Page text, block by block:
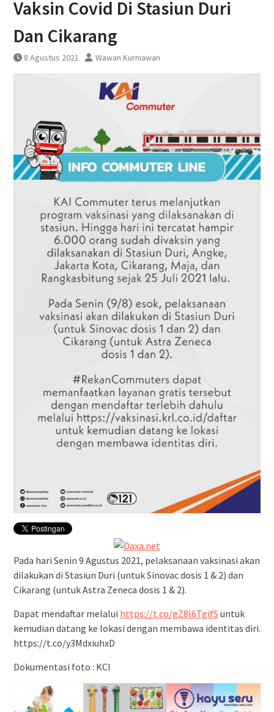
DAWONSYS
Vaksin Covid Di Stasiun Duri
Dan Cikarang
8 Agustus 2021 Wawan Kurniawan
Pada hari Senin 9 Agustus 2021, pelaksanaan vaksinasi akan
dilakukan di Stasiun Duri (untuk Sinovac dosis 1 & 2) dan
Cikarang (untuk Astra Zeneca dosis 1 & 2).
Dapat mendaftar melalui https://t.co/gZ8l6TgifS untuk
kemudian datang ke lokasi dengan membawa identitas diri.
https://t.co/y3MdxiuhxD
Dokumentasi foto : KCI